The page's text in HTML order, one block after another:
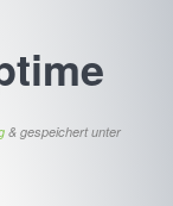
& gespeichert unter